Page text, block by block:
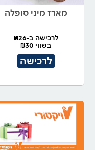
מארז מיני סופלה
לרכישה ב-₪26
בשווי ₪30
לרכישה